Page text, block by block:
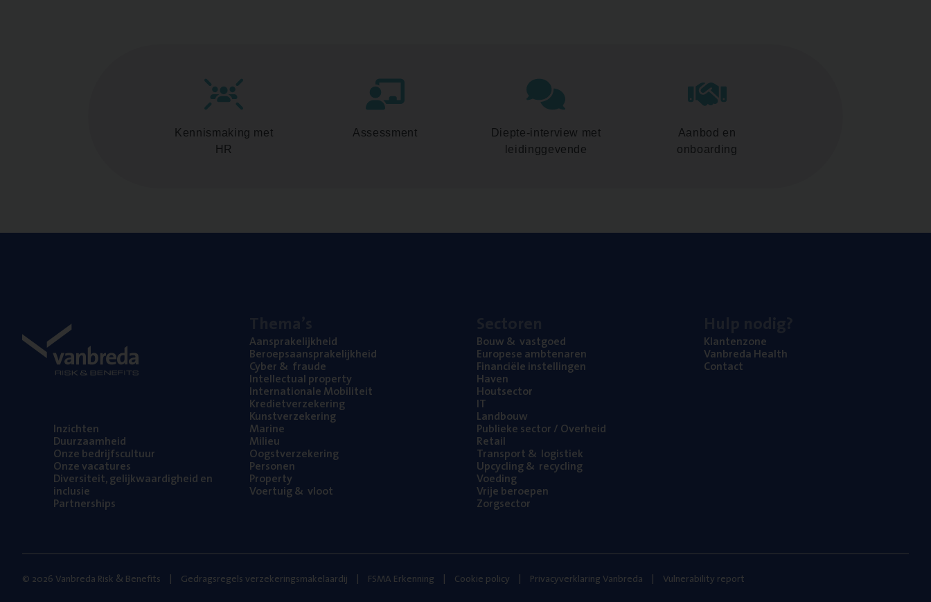
Kennismaking met
HR
Assessment
Diepte-interview met
leidinggevende
Aanbod en
onboarding
Inzich­ten
Duur­zaam­heid
Onze bedrijfs­cul­tuur
Onze vaca­tu­res
Diver­si­teit, gelijk­waar­dig­heid en
inclusie
Part­ner­ships
Aan­spra­ke­lijk­heid
Beroeps­aan­spra­ke­lijk­heid
Cyber& fraude
Intel­lec­tu­al property
Inter­na­ti­o­na­le Mobiliteit
Kre­diet­ver­ze­ke­ring
Kunst­ver­ze­ke­ring
Mari­ne
Mili­eu
Oogst­ver­ze­ke­ring
Per­so­nen
Pro­per­ty
Voer­tuig& vloot
Bouw& vastgoed
Euro­pe­se ambtenaren
Finan­ci­ë­le instellingen
Haven
Hout­sec­tor
IT
Land­bouw
Publie­ke sec­tor / Overheid
Retail
Trans­port& logistiek
Upcy­cling& recycling
Voe­ding
Vrije beroe­pen
Zorg­sec­tor
Klan­ten­zo­ne
Van­b­re­da Health
Con­tact
© 2026 Vanbreda Risk & Benefits Gedragsregels verzekeringsmakelaardij FSMA Erkenning Cookie policy Privacyverklaring Vanbreda Vulnerability report